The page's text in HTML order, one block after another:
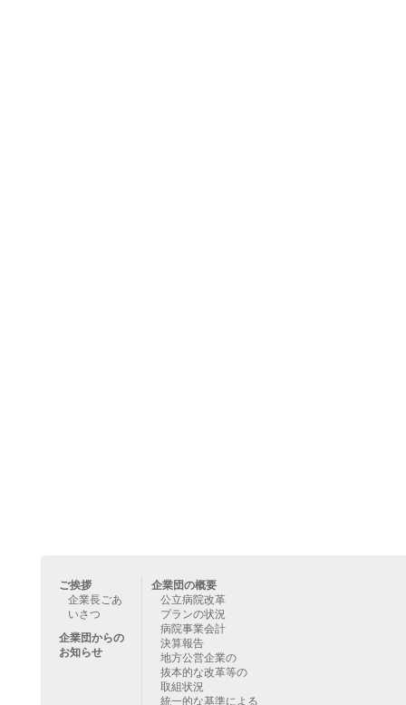
ご挨拶
企業長ごあ
いさつ
企業団からの
お知らせ
企業団の概要
公立病院改革
プランの状況
病院事業会計
決算報告
地方公営企業の
抜本的な改革等の
取組状況
統一的な基準による